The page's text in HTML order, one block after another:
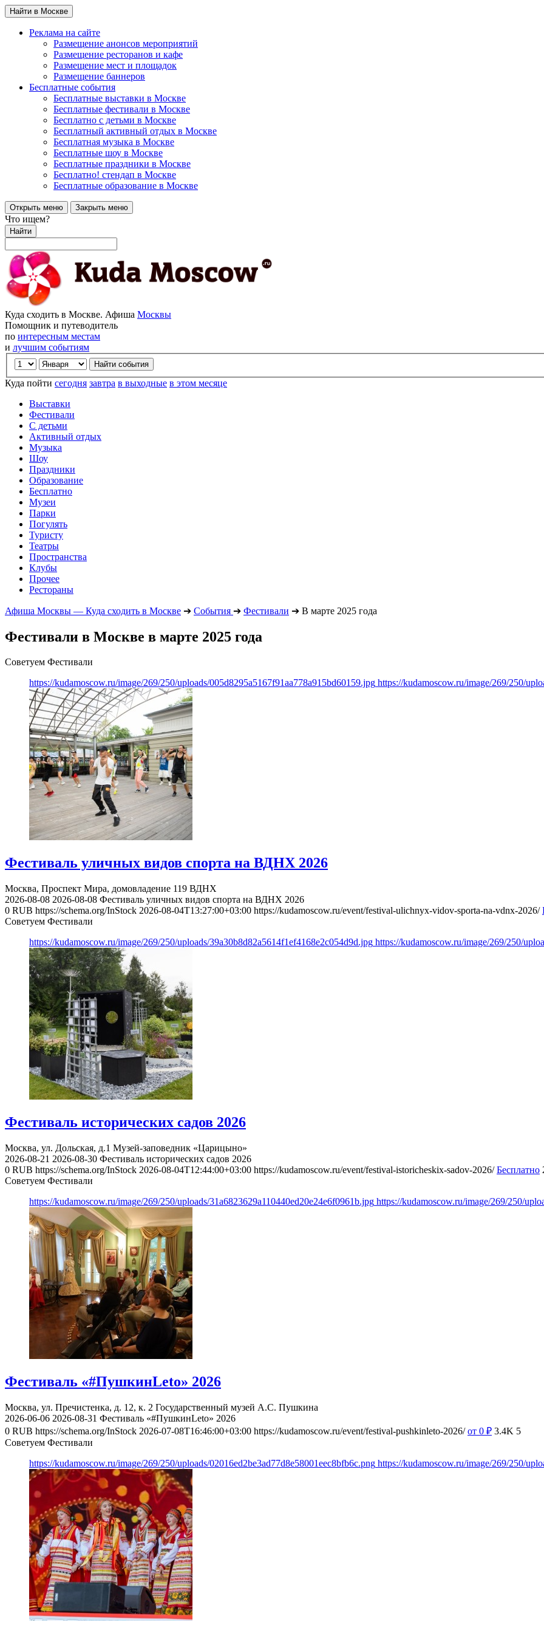
Найти в Москве
Реклама на сайте
Размещение анонсов мероприятий
Размещение ресторанов и кафе
Размещение мест и площадок
Размещение баннеров
Бесплатные события
Бесплатные выставки в Москве
Бесплатные фестивали в Москве
Бесплатно с детьми в Москве
Бесплатный активный отдых в Москве
Бесплатная музыка в Москве
Бесплатные шоу в Москве
Бесплатные праздники в Москве
Бесплатно! стендап в Москве
Бесплатные образование в Москве
Открыть меню Закрыть меню
Что ищем?
Найти
Куда сходить в Москве. Афиша Москвы
Помощник и путеводитель
по интересным местам
и лучшим событиям
Куда пойти сегодня завтра в выходные в этом месяце
Выставки
Фестивали
С детьми
Активный отдых
Музыка
Шоу
Праздники
Образование
Бесплатно
Музеи
Парки
Погулять
Туристу
Театры
Пространства
Клубы
Прочее
Рестораны
Афиша Москвы — Куда сходить в Москве ➔ События ➔ Фестивали ➔ В марте 2025 года
Фестивали в Москве в марте 2025 года
Советуем Фестивали
https://kudamoscow.ru/image/269/250/uploads/005d8295a5167f91aa778a915bd60159.jpg https://kudamoscow.ru/image/269/250/
Фестиваль уличных видов спорта на ВДНХ 2026
Москва, Проспект Мира, домовладение 119 ВДНХ
2026-08-08 2026-08-08 Фестиваль уличных видов спорта на ВДНХ 2026
0 RUB https://schema.org/InStock 2026-08-04T13:27:00+03:00 https://kudamoscow.ru/event/festival-ulichnyx-vidov-sporta-na-vdnx-2026/
Советуем Фестивали
https://kudamoscow.ru/image/269/250/uploads/39a30b8d82a5614f1ef4168e2c054d9d.jpg https://kudamoscow.ru/image/269/250/
Фестиваль исторических садов 2026
Москва, ул. Дольская, д.1 Музей-заповедник «Царицыно»
2026-08-21 2026-08-30 Фестиваль исторических садов 2026
0 RUB https://schema.org/InStock 2026-08-04T12:44:00+03:00 https://kudamoscow.ru/event/festival-istoricheskix-sadov-2026/ Бесплатно
Советуем Фестивали
https://kudamoscow.ru/image/269/250/uploads/31a6823629a110440ed20e24e6f0961b.jpg https://kudamoscow.ru/image/269/250/
Фестиваль «#ПушкинLeto» 2026
Москва, ул. Пречистенка, д. 12, к. 2 Государственный музей А.С. Пушкина
2026-06-06 2026-08-31 Фестиваль «#ПушкинLeto» 2026
0 RUB https://schema.org/InStock 2026-07-08T16:46:00+03:00 https://kudamoscow.ru/event/festival-pushkinleto-2026/ от 0 ₽ 3.4K 5
Советуем Фестивали
https://kudamoscow.ru/image/269/250/uploads/02016ed2be3ad77d8e58001eec8bfb6c.png https://kudamoscow.ru/image/269/250/